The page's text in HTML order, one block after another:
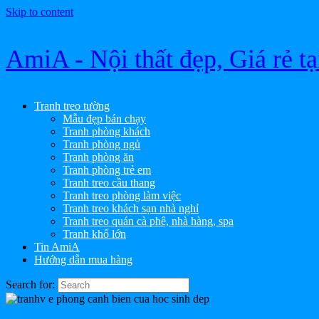
Skip to content
AmiA - Nội thất đẹp, Giá rẻ
Tranh treo tường
Mẫu đẹp bán chạy
Tranh phòng khách
Tranh phòng ngủ
Tranh phòng ăn
Tranh phòng trẻ em
Tranh treo cầu thang
Tranh treo phòng làm việc
Tranh treo khách sạn nhà nghỉ
Tranh treo quán cà phê, nhà hàng, spa
Tranh khổ lớn
Tin AmiA
Hướng dẫn mua hàng
Search for: